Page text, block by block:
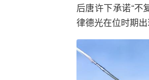
后唐许下承诺“不
律德光在位时期出